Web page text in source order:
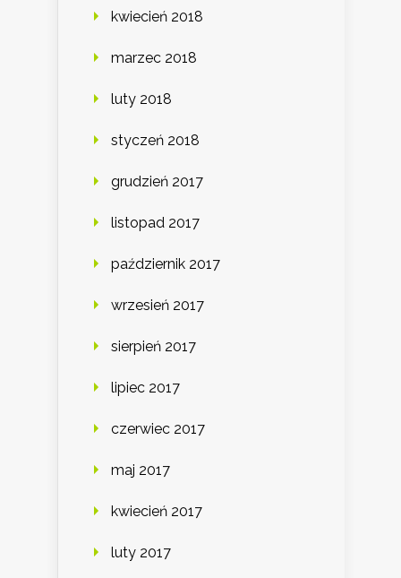
kwiecień 2018
marzec 2018
luty 2018
styczeń 2018
grudzień 2017
listopad 2017
październik 2017
wrzesień 2017
sierpień 2017
lipiec 2017
czerwiec 2017
maj 2017
kwiecień 2017
luty 2017